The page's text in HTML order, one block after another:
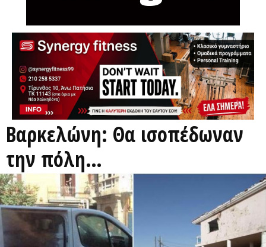
Βαρκελώνη: Θα ισοπέδωναν
την πόλη…